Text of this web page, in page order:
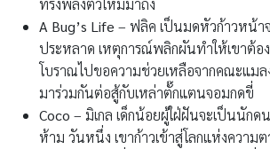
ทรงพลังตัวใหม่มาถึง
A Bug’s Life – ฟลิค เป็นมดหัวก้าวหน้
ประหลาด เหตุการณ์พลิกผันทำให้เขาต้อ
โบราณไปขอความช่วยเหลือจากคณะแม
มาร่วมกันต่อสู้กับเหล่าตั๊กแตนจอมกดขี่
Coco – มิเกล เด็กน้อยผู้ใฝ่ฝันจะเป็นนักด
ห้าม วันหนึ่ง เขาก้าวเข้าสู่โลกแห่งความ